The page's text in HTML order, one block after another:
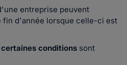
entreprise peuvent
d'année lorsque celle-ci est
certaines conditions sont